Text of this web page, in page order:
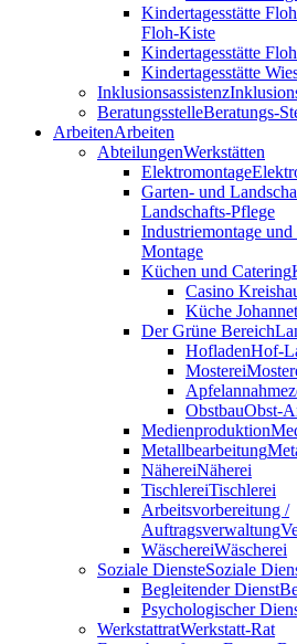
Kindertagesstätte
Floh-Kiste
Kindertagesstätte
Kindertagesstätte
Inklusionsassistenz
BeratungsstelleBeratungs-
ArbeitenArbeiten
AbteilungenWerkstätten
Elektromontage
Garten- und
Landschafts-Pflege
Industriemontage
Montage
Küchen und Catering
Casino
Küche
Der Grüne Bereich
HofladenHof-
Mosterei
ObstbauObst-
Medienproduktion
Metallbearbeitung
NähereiNäherei
TischlereiTischlerei
Arbeitsvorbereitung /
Auftragsverwaltung
WäschereiWäscherei
Soziale DiensteSoziale
Begleitender Dienst
Psychologischer
WerkstattratWerkstatt-Rat